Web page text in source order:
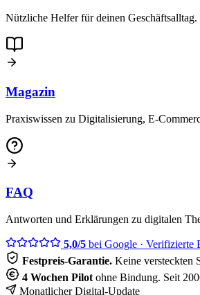
Nützliche Helfer für deinen Geschäftsalltag.
Magazin
Praxiswissen zu Digitalisierung, E-
FAQ
Antworten und Erklärungen zu digitalen
5,0/5 bei Google · Verifizierte
Festpreis-Garantie. Keine versteckten
4 Wochen Pilot ohne Bindung. Seit
Monatlicher Digital-Update